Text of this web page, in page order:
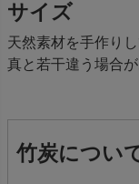
サイズ
天然素材を手作り
真と若干違う場合が
竹炭につい